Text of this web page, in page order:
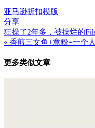
亚马逊折扣模版
分享
文
章
导
航
狂操了2年多，被操烂的
« 香煎三文鱼+意粉=一个
更多类似文章